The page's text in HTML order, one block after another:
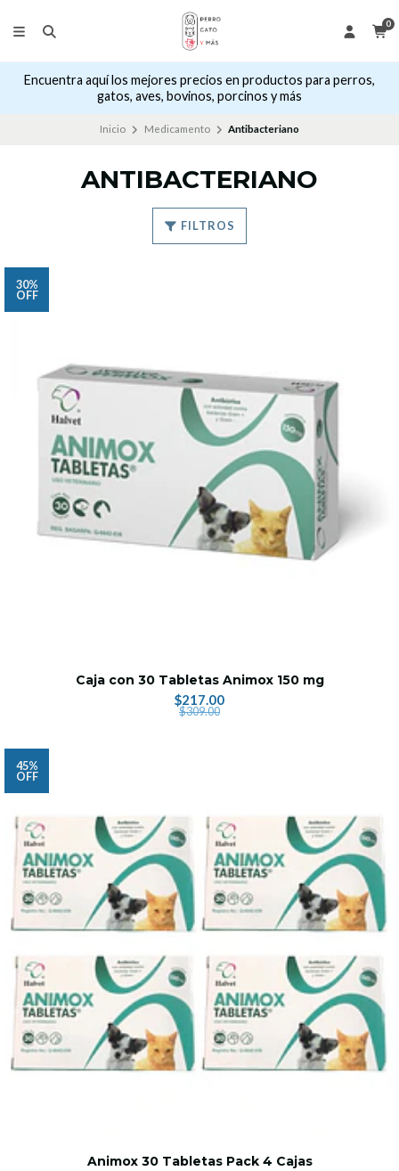
0
Encuentra aquí los mejores precios en productos para perros,
gatos, aves, bovinos, porcinos y más
Inicio Medicamento Antibacteriano
ANTIBACTERIANO
FILTROS
30%
OFF
Caja con 30 Tabletas Animox 150 mg
$217.00
$309.00
45%
OFF
Animox 30 Tabletas Pack 4 Cajas